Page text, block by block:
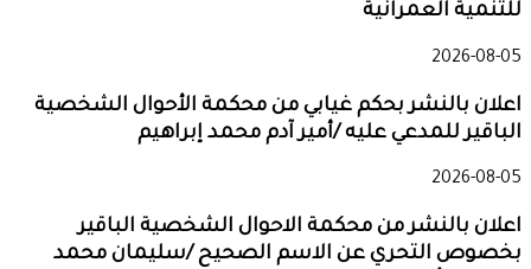
للتنمية العمرانية
2026-08-05
اعلان بالنشر بحكم غيابي من محكمة الأحوال الشخصية
الباقير للمدعي عليه /أمير آدم محمد إبراهيم
2026-08-05
اعلان بالنشر من محكمة الاحوال الشخصية الباقير
بخصوص التحري عن الاسم الصحيح /سليمان محمد